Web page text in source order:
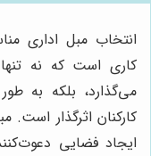
انتخاب مبل اداری
کاری است که نه
می‌گذارد، بلکه به
کارکنان اثرگذار است.
ایجاد فضایی